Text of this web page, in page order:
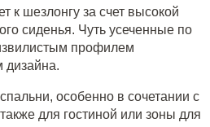
к шезлонгу за счет высокой
сиденья. Чуть усеченные по
профилем
дизайна.
особенно в сочетании с
для гостиной или зоны для